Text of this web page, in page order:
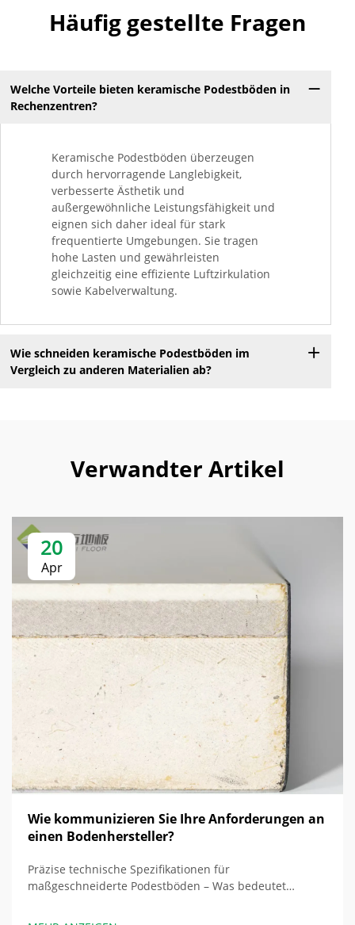
Häufig gestellte Fragen
Welche Vorteile bieten keramische Podestböden in
Rechenzentren?
Keramische Podestböden überzeugen
durch hervorragende Langlebigkeit,
verbesserte Ästhetik und
außergewöhnliche Leistungsfähigkeit und
eignen sich daher ideal für stark
frequentierte Umgebungen. Sie tragen
hohe Lasten und gewährleisten
gleichzeitig eine effiziente Luftzirkulation
sowie Kabelverwaltung.
Wie schneiden keramische Podestböden im
Vergleich zu anderen Materialien ab?
Verwandter Artikel
20
Apr
Wie kommunizieren Sie Ihre Anforderungen an
einen Bodenhersteller?
Präzise technische Spezifikationen für
maßgeschneiderte Podestböden – Was bedeutet